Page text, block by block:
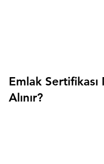
Emlak Sertifikası
Alınır?